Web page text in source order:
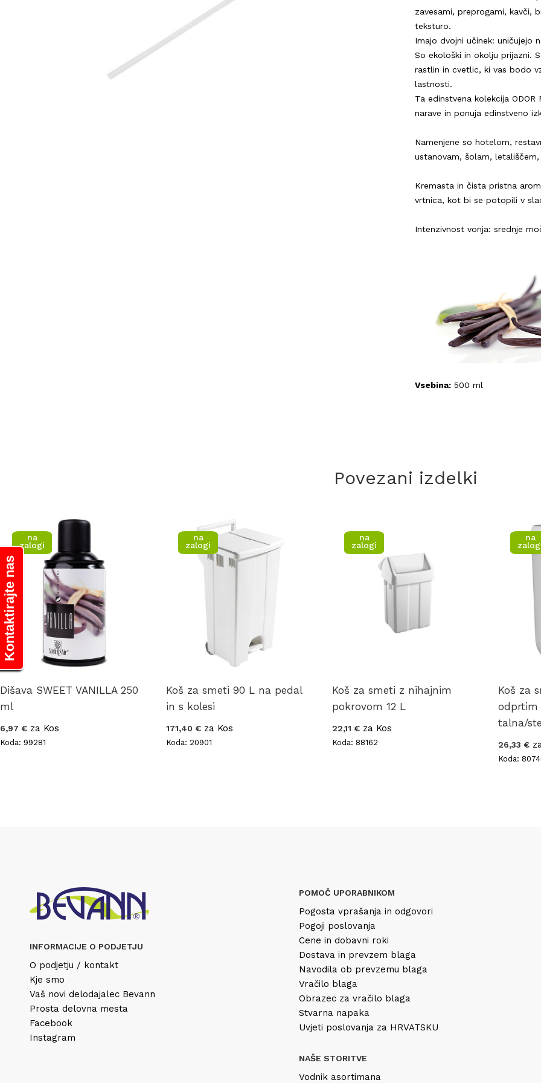
zavesami, preprogami, kavči,
teksturo.
Imajo dvojni učinek: uničujejo
So ekološki in okolju prijazni.
rastlin in cvetlic, ki vas bodo
lastnosti.
Ta edinstvena kolekcija
narave in ponuja edinstveno
Namenjene so hotelom,
ustanovam, šolam,
Kremasta in čista pristna
vrtnica, kot bi se potopili v
Intenzivnost vonja: srednje
Vsebina: 500 ml
Povezani izdelki
na
zalogi
Dišava SWEET VANILLA 250
ml
6,97 € za Kos
Koda: 99281
na
zalogi
Koš za smeti 90 L na pedal
in s kolesi
171,40 € za Kos
Koda: 20901
na
zalogi
Koš za smeti z nihajnim
pokrovom 12 L
22,11 € za Kos
Koda: 88162
na
Koš za
odprtim
talna/
26,33 €
Koda:
INFORMACIJE O PODJETJU
O podjetju / kontakt
Kje smo
Vaš novi delodajalec Bevann
Prosta delovna mesta
Facebook
Instagram
POMOČ UPORABNIKOM
Pogosta vprašanja in odgovori
Pogoji poslovanja
Cene in dobavni roki
Dostava in prevzem blaga
Navodila ob prevzemu blaga
Vračilo blaga
Obrazec za vračilo blaga
Stvarna napaka
Uvjeti poslovanja za HRVATSKU
NAŠE STORITVE
Vodnik asortimana
Kontaktirajte nas